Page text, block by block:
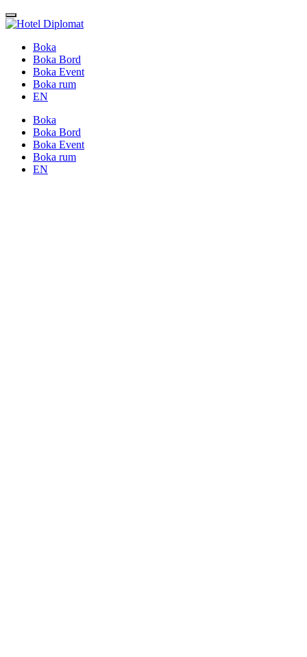
Boka
Boka Bord
Boka Event
Boka rum
EN
Boka
Boka Bord
Boka Event
Boka rum
EN